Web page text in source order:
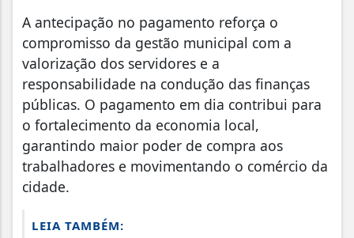
A antecipação no pagamento reforça o
compromisso da gestão municipal com a
valorização dos servidores e a
responsabilidade na condução das finanças
públicas. O pagamento em dia contribui para
o fortalecimento da economia local,
garantindo maior poder de compra aos
trabalhadores e movimentando o comércio da
cidade.
LEIA TAMBÉM: